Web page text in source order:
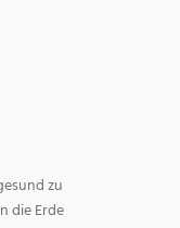
zu
die Erde